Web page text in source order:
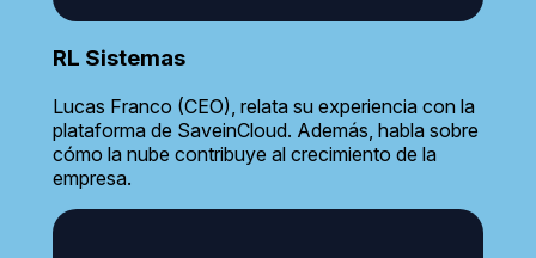
RL Sistemas
Lucas Franco (CEO), relata su experiencia con la
plataforma de SaveinCloud. Además, habla sobre
cómo la nube contribuye al crecimiento de la
empresa.